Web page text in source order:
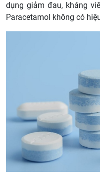
dụng giảm đau, kháng
Paracetamol không có